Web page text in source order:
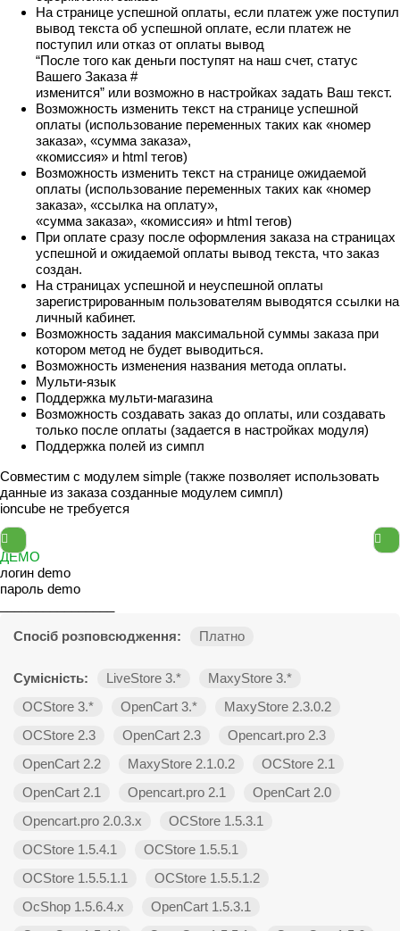
На странице успешной оплаты, если платеж уже поступил
вывод текста об успешной оплате, если платеж не
поступил или отказ от оплаты вывод
“После того как деньги поступят на наш счет, статус
Вашего Заказа #
изменится” или возможно в настройках задать Ваш текст.
Возможность изменить текст на странице успешной
оплаты (использование переменных таких как «номер
заказа», «сумма заказа»,
«комиссия» и html тегов)
Возможность изменить текст на странице ожидаемой
оплаты (использование переменных таких как «номер
заказа», «ссылка на оплату»,
«сумма заказа», «комиссия» и html тегов)
При оплате сразу после оформления заказа на страницах
успешной и ожидаемой оплаты вывод текста, что заказ
создан.
На страницах успешной и неуспешной оплаты
зарегистрированным пользователям выводятся ссылки на
личный кабинет.
Возможность задания максимальной суммы заказа при
котором метод не будет выводиться.
Возможность изменения названия метода оплаты.
Мульти-язык
Поддержка мульти-магазина
Возможность создавать заказ до оплаты, или создавать
только после оплаты (задается в настройках модуля)
Поддержка полей из симпл
Совместим с модулем simple (также позволяет использовать
данные из заказа созданные модулем симпл)
ioncube не требуется
ДЕМО
логин demo
пароль demo
Спосіб розповсюдження: Платно
Сумісність: LiveStore 3.*
MaxyStore 3.*
OCStore 3.*
OpenCart 3.*
MaxyStore 2.3.0.2
OCStore 2.3
OpenCart 2.3
Opencart.pro 2.3
OpenCart 2.2
MaxyStore 2.1.0.2
OCStore 2.1
OpenCart 2.1
Opencart.pro 2.1
OpenCart 2.0
Opencart.pro 2.0.3.х
OCStore 1.5.3.1
OCStore 1.5.4.1
OCStore 1.5.5.1
OCStore 1.5.5.1.1
OCStore 1.5.5.1.2
OcShop 1.5.6.4.х
OpenCart 1.5.3.1